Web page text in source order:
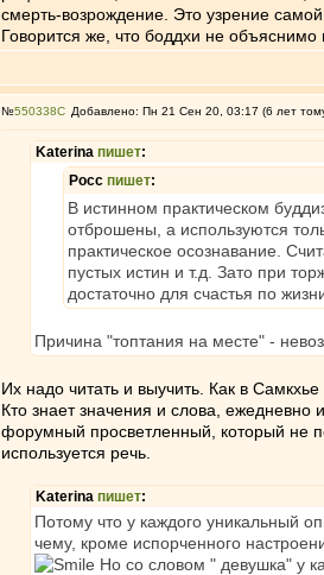
смерть-возрождение. Это узрение
Говорится же, что боддхи не
№550338 Добавлено: Пн 21 Сен 20, 03:17 (6 лет
Katerina пишет:
Росс пишет:
В истинном практическом
отброшены, а используются
практическое осознавание.
пустых истин и т.д. Зато при
достаточно для счастья по
Причина "топтания на месте" -
Их надо читать и выучить. Как в
Кто знает значения и слова, ежедневно
форумный просветленный, который не
используется речь.
Katerina пишет:
Потому что у каждого уникальный
чему, кроме испорченного
Но со словом " девушка" у